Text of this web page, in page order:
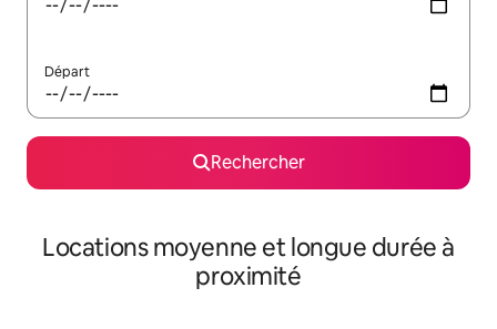
Départ
Rechercher
Locations moyenne et longue durée à
proximité